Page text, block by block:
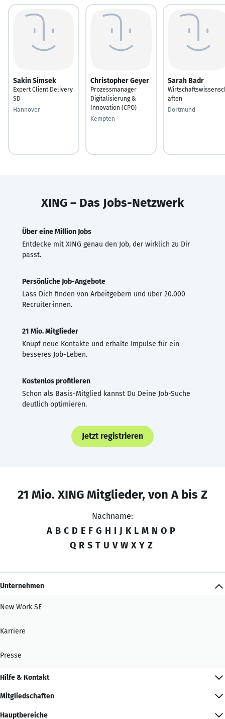
Sakin Simsek
Expert Client Delivery
SD
Hannover
Christopher Geyer
Prozessmanager
Digitalisierung &
Innovation (CPO)
Kempten
Sarah Badr
aften
Dortmund
XING – Das Jobs-Netzwerk
Über eine Million Jobs
Entdecke mit XING genau den Job, der wirklich zu Dir
passt.
Persönliche Job-Angebote
Lass Dich finden von Arbeitgebern und über 20.000
Recruiter·innen.
21 Mio. Mitglieder
Knüpf neue Kontakte und erhalte Impulse für ein
besseres Job-Leben.
Kostenlos profitieren
Schon als Basis-Mitglied kannst Du Deine Job-Suche
deutlich optimieren.
Jetzt registrieren
21 Mio. XING Mitglieder, von A bis Z
Nachname:
A B C D E F G H I J K L M N O P
Q R S T U V W X Y Z
Unternehmen
New Work SE
Karriere
Presse
Hilfe & Kontakt
Mitgliedschaften
Hauptbereiche